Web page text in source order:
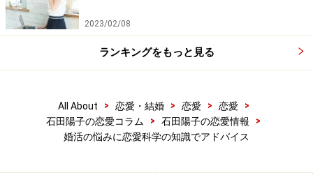
2023/02/08
ランキングをもっと見る
All About > 恋愛・結婚 > 恋愛 > 恋愛
>
石田陽子の恋愛コラム
> 石田陽子の恋愛情報
>
婚活の悩みに恋愛科学の知識でアドバイス